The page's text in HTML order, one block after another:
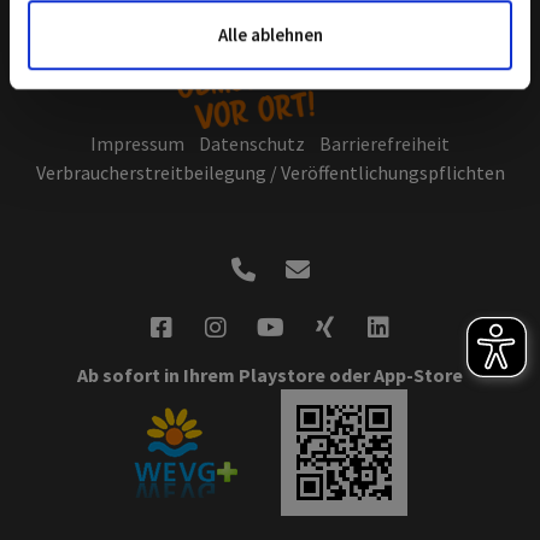
zusammen, die Sie ihnen bereitgestellt haben oder die sie
im Rahmen Ihrer Nutzung der Dienste gesammelt haben.
Sie geben Einwilligung zu unseren Cookies, wenn Sie
unsere Webseite weiterhin nutzen.
unserer Datenschutzerklärung.
Alle ablehnen
Impressum Datenschutz
Barrierefreiheit
Verbraucherstreitbeilegung / Veröffentlichungspflichten
Ab sofort in Ihrem Playstore oder App-Store